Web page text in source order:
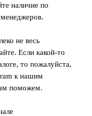
наличие по
не весь
Если какой-то
то пожалуйста,
к нашим
поможем.